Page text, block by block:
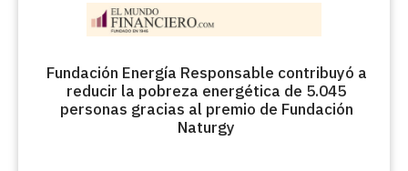
Fundación Energía Responsable contribuyó a
reducir la pobreza energética de 5.045
personas gracias al premio de Fundación
Naturgy